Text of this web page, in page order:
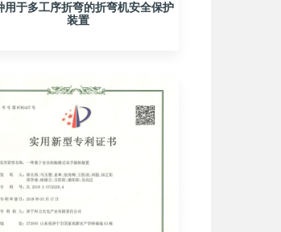
用于多工序折弯的折弯机安全保护
装置